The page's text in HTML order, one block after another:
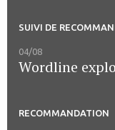
SUIVI DE
04/08
Wordline
RECOMMANDATION